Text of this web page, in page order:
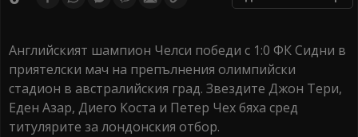
Английският шампион Челси победи с 1:0 ФК Сидни в
приятелски мач на препълнения олимпийски
стадион в австралийския град. Звездите Джон Тери,
Еден Азар, Диего Коста и Петер Чех бяха сред
титулярите за лондонския отбор.